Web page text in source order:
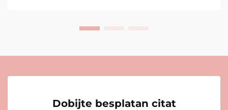
Dobijte besplatan citat